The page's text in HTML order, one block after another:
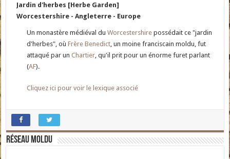
Jardin d'herbes [Herbe Garden]
Worcestershire - Angleterre - Europe
Un monastère médiéval duWorcestershire possédait ce "jardin
d'herbes", oùFrère Benedict, un moine franciscain moldu, fut
attaqué par unChartier, qu'il prit pour un énorme furet parlant
(AF).
Cliquez ici pour voir le lexique associé
Réseau moldu